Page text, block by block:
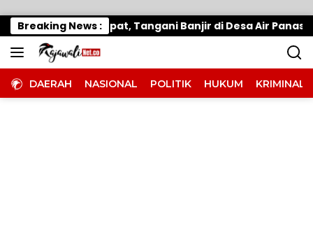
Breaking News :
Gerak Cepat, Tangani Banjir di Desa Air Panas
DAERAH NASIONAL POLITIK HUKUM KRIMINAL